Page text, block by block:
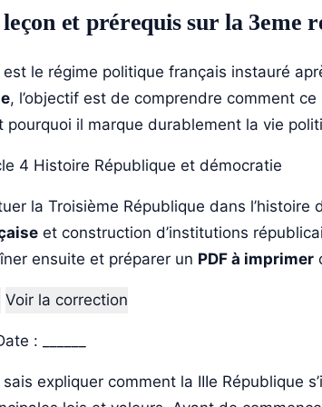
et prérequis sur la 3eme
est le régime politique français instauré
, l’objectif est de comprendre comment ce
pourquoi il marque durablement la vie
4 Histoire République et démocratie
la Troisième République dans l’histoire
et construction d’institutions
ensuite et préparer un PDF à imprimer
Voir la correction
: ______
expliquer comment la IIIe République